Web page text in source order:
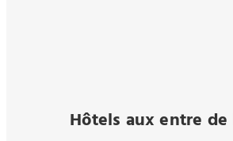
Hôtels aux entre